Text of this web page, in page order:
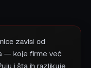
zavisi od
— koje firme već